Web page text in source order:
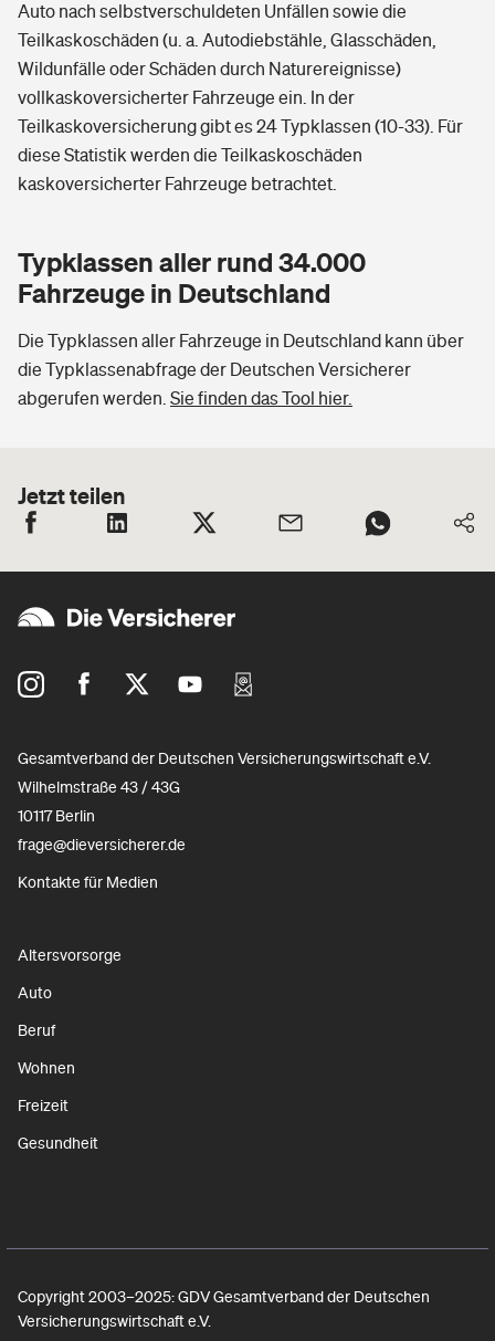
Auto nach selbstverschuldeten Unfällen sowie die
Teilkaskoschäden (u. a. Autodiebstähle, Glasschäden,
Wildunfälle oder Schäden durch Naturereignisse)
vollkaskoversicherter Fahrzeuge ein. In der
Teilkaskoversicherung gibt es 24 Typklassen (10-33). Für
diese Statistik werden die Teilkaskoschäden
kaskoversicherter Fahrzeuge betrachtet.
Typklassen aller rund 34.000
Fahrzeuge in Deutschland
Die Typklassen aller Fahrzeuge in Deutschland kann über
die Typklassenabfrage der Deutschen Versicherer
abgerufen werden. Sie finden das Tool hier.
Jetzt teilen
Gesamtverband der Deutschen Versicherungswirtschaft e.V.
Wilhelmstraße 43 / 43G
10117 Berlin
frage@dieversicherer.de
Kontakte für Medien
Altersvorsorge
Auto
Beruf
Wohnen
Freizeit
Gesundheit
Copyright 2003–2025: GDV Gesamtverband der Deutschen
Versicherungswirtschaft e.V.